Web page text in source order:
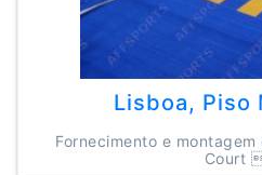
Lisboa, Piso
Fornecimento e
Court